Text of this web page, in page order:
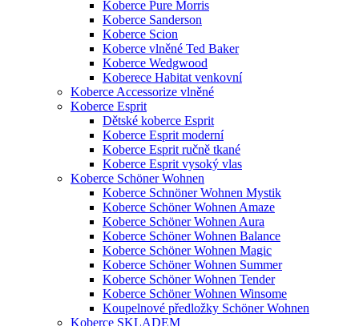
Koberce Pure Morris
Koberce Sanderson
Koberce Scion
Koberce vlněné Ted Baker
Koberce Wedgwood
Koberece Habitat venkovní
Koberce Accessorize vlněné
Koberce Esprit
Dětské koberce Esprit
Koberce Esprit moderní
Koberce Esprit ručně tkané
Koberce Esprit vysoký vlas
Koberce Schöner Wohnen
Koberce Schnöner Wohnen Mystik
Koberce Schöner Wohnen Amaze
Koberce Schöner Wohnen Aura
Koberce Schöner Wohnen Balance
Koberce Schöner Wohnen Magic
Koberce Schöner Wohnen Summer
Koberce Schöner Wohnen Tender
Koberce Schöner Wohnen Winsome
Koupelnové předložky Schöner Wohnen
Koberce SKLADEM